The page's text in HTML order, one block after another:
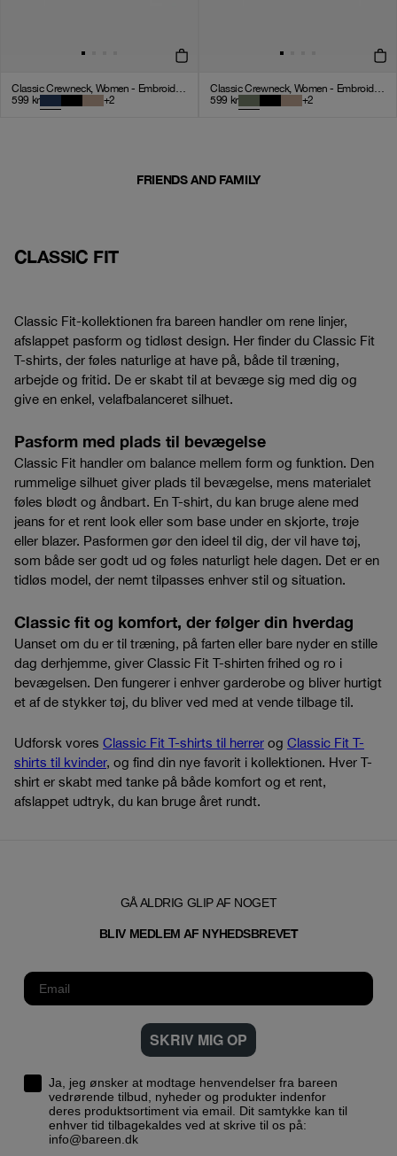
Classic Crewneck, Women - Embroidered Logo - Navy Blue
599 kr +2
Classic Crewneck, Women - Embroidered Logo - Olive Green
599 kr +2
FRIENDS AND FAMILY
CLASSIC FIT
Classic Fit-kollektionen fra bareen handler om rene linjer,
afslappet pasform og tidløst design. Her finder du Classic Fit
T-shirts, der føles naturlige at have på, både til træning,
arbejde og fritid. De er skabt til at bevæge sig med dig og
give en enkel, velafbalanceret silhuet.
Pasform med plads til bevægelse
Classic Fit handler om balance mellem form og funktion. Den
rummelige silhuet giver plads til bevægelse, mens materialet
føles blødt og åndbart. En T-shirt, du kan bruge alene med
jeans for et rent look eller som base under en skjorte, trøje
eller blazer. Pasformen gør den ideel til dig, der vil have tøj,
som både ser godt ud og føles naturligt hele dagen. Det er en
tidløs model, der nemt tilpasses enhver stil og situation.
Classic fit og komfort, der følger din hverdag
Uanset om du er til træning, på farten eller bare nyder en stille
dag derhjemme, giver Classic Fit T-shirten frihed og ro i
bevægelsen. Den fungerer i enhver garderobe og bliver hurtigt
et af de stykker tøj, du bliver ved med at vende tilbage til.
Udforsk vores Classic Fit T-shirts til herrer og Classic Fit T-
shirts til kvinder, og find din nye favorit i kollektionen. Hver T-
shirt er skabt med tanke på både komfort og et rent,
afslappet udtryk, du kan bruge året rundt.
GÅ ALDRIG GLIP AF NOGET
BLIV MEDLEM AF NYHEDSBREVET
SKRIV MIG OP
Ja, jeg ønsker at modtage henvendelser fra bareen
vedrørende tilbud, nyheder og produkter indenfor
deres produktsortiment via email. Dit samtykke kan til
enhver tid tilbagekaldes ved at skrive til os på:
info@bareen.dk